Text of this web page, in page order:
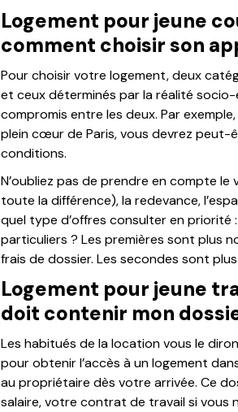
Logement pour jeune
comment choisir son
Pour choisir votre logement, deux
et ceux déterminés par la réalité
compromis entre les deux. Par
plein cœur de Paris, vous devrez peut-
conditions.
N’oubliez pas de prendre en compte le
toute la différence), la redevance,
quel type d’offres consulter en priorité
particuliers ? Les premières sont plus
frais de dossier. Les secondes sont
Logement pour jeune
doit contenir mon
Les habitués de la location vous le
pour obtenir l’accès à un logement
au propriétaire dès votre arrivée. Ce
salaire, votre contrat de travail si vous